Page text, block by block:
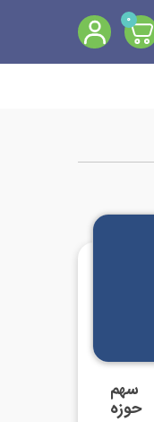
0
سهم
حوزه